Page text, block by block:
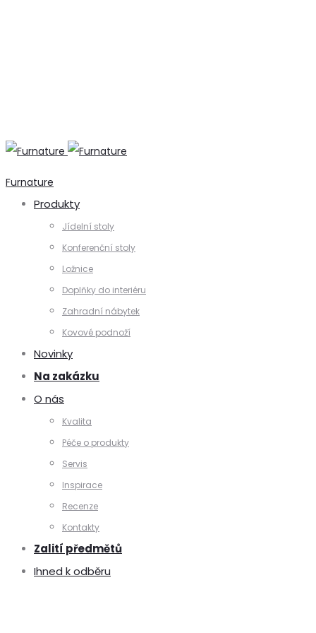
Furnature
Produkty
Jídelní stoly
Konferenční stoly
Ložnice
Doplňky do interiéru
Zahradní nábytek
Kovové podnoží
Novinky
Na zakázku
O nás
Kvalita
Péče o produkty
Servis
Inspirace
Recenze
Kontakty
Zalití předmětů
Ihned k odběru